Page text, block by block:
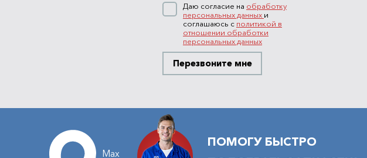
Даю согласие на обработку
персональных данных и
соглашаюсь с политикой в
отношении обработки
персональных данных
Перезвоните мне
Max
ПОМОГУ БЫСТРО